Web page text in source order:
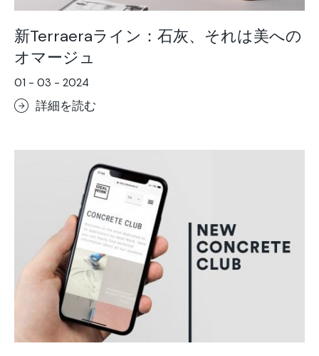
新Terraeraライン：石灰、それは美への
オマージュ
01 - 03 - 2024
詳細を読む